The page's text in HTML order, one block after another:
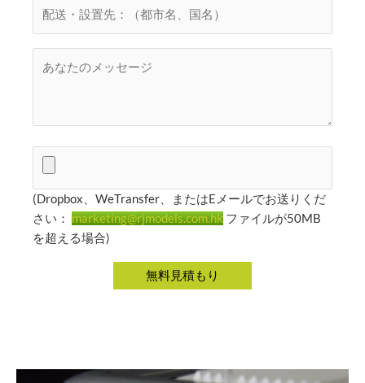
(Dropbox、WeTransfer、またはEメールでお送りくだ
さい： marketing@rjmodels.com.hk ファイルが50MB
を超える場合)